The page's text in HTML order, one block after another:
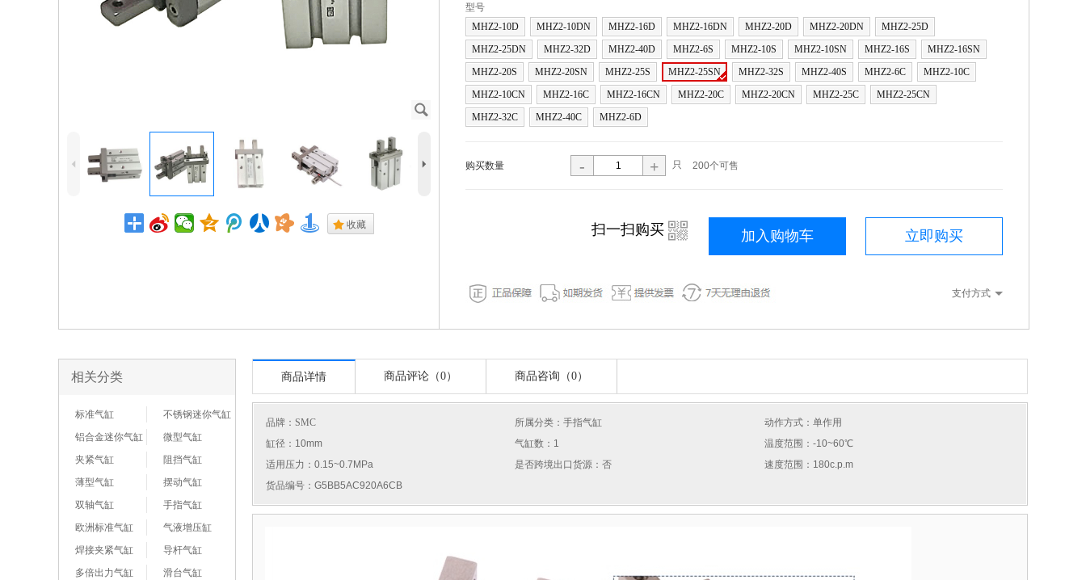
J
4 5
. 收藏
型号
MHZ2-10D
MHZ2-10DN MHZ2-16D MHZ2-16DN MHZ2-20D MHZ2-20DN
MHZ2-25D
MHZ2-25DN
MHZ2-32D MHZ2-40D MHZ2-6S MHZ2-10S MHZ2-10SN MHZ2-16S
MHZ2-16SN
MHZ2-20S
MHZ2-20SN MHZ2-25S MHZ2-25SN MHZ2-32S MHZ2-40S MHZ2-6C
MHZ2-10C
MHZ2-10CN
MHZ2-16C MHZ2-16CN MHZ2-20C MHZ2-20CN MHZ2-25C
MHZ2-25CN
MHZ2-32C
MHZ2-40C MHZ2-6D
购买数量 - + 只 200个可售
立即购买
加入购物车
扫一扫购买 i
支付方式
相关分类
标准气缸
不锈钢迷你气缸
铝合金迷你气缸
微型气缸
夹紧气缸
阻挡气缸
薄型气缸
摆动气缸
双轴气缸
手指气缸
欧洲标准气缸
气液增压缸
焊接夹紧气缸
导杆气缸
多倍出力气缸
滑台气缸
商品详情 商品评论（0） 商品咨询（0）
品牌： SMC 所属分类：手指气缸
动作方式：单作用
缸径：10mm
气缸数：1
温度范围：-10~60℃
适用压力：0.15~0.7MPa
是否跨境出口货源：否
速度范围：180c.p.m
货品编号：G5BB5AC920A6CB